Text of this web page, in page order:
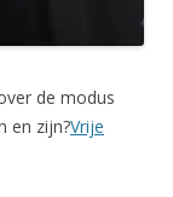
de modus
en zijn?Vrije